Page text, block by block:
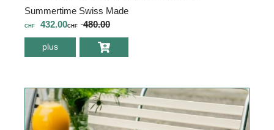
Summertime Swiss Made
CHF 432.00CHF 480.00
plus environ Banc a
deux places a
sans accoudoir